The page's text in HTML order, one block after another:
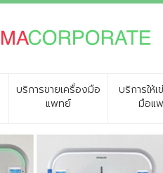
บริการขายเครื่องมือ
แพทย์
บริการให้เ
มือแ